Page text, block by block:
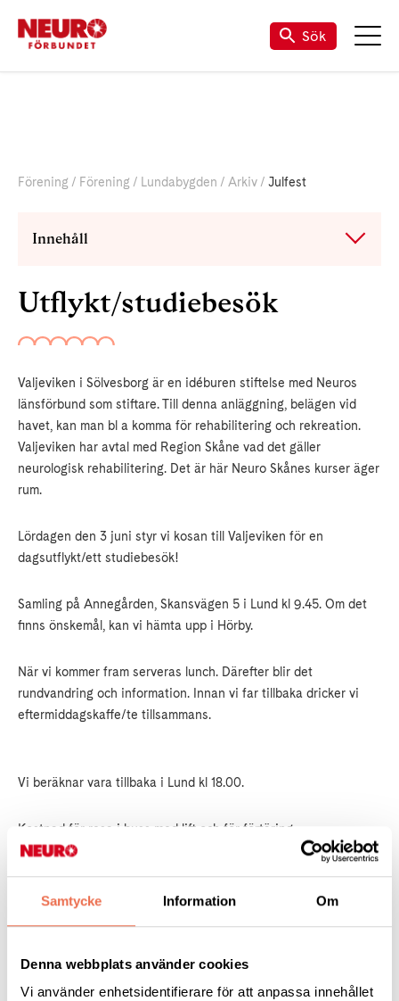
Samtycke Information Om
Denna webbplats använder cookies
Vi använder enhetsidentifierare för att anpassa innehållet
Sök
Förening Förening Lundabygden Arkiv Julfest
Innehåll
Utflykt/studiebesök
Valjeviken i Sölvesborg är en idéburen stiftelse med Neuros
länsförbund som stiftare. Till denna anläggning, belägen vid
havet, kan man bl a komma för rehabilitering och rekreation.
Valjeviken har avtal med Region Skåne vad det gäller
neurologisk rehabilitering. Det är här Neuro Skånes kurser äger
rum.
Lördagen den 3 juni styr vi kosan till Valjeviken för en
dagsutflykt/ett studiebesök!
Samling på Annegården, Skansvägen 5 i Lund kl 9.45. Om det
finns önskemål, kan vi hämta upp i Hörby.
När vi kommer fram serveras lunch. Därefter blir det
rundvandring och information. Innan vi far tillbaka dricker vi
eftermiddagskaffe/te tillsammans.
Vi beräknar vara tillbaka i Lund kl 18.00.
Kostnad för resa i buss med lift och för förtäring:
300:- för medlem och 400:- för icke-medlem
Tel 046-15 70 57, e-post: lundabygden@neuro.se